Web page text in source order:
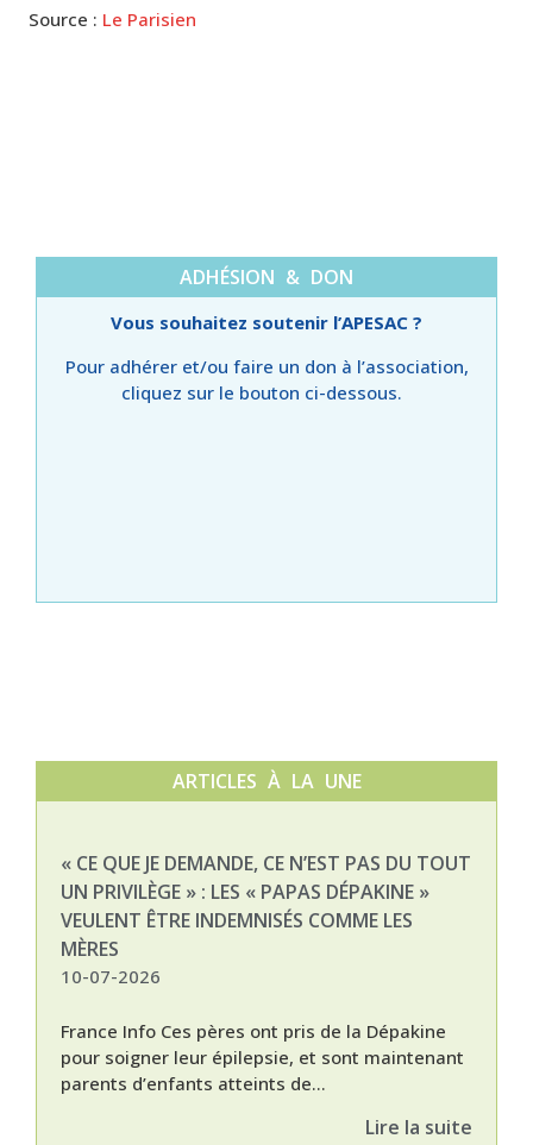
Source : Le Parisien
ADHÉSION & DON
Vous souhaitez soutenir l’APESAC ?
Pour adhérer et/ou faire un don à l’association,
cliquez sur le bouton ci-dessous.
ARTICLES À LA UNE
« CE QUE JE DEMANDE, CE N’EST PAS DU TOUT
UN PRIVILÈGE » : LES « PAPAS DÉPAKINE »
VEULENT ÊTRE INDEMNISÉS COMME LES
MÈRES
10-07-2026
France Info Ces pères ont pris de la Dépakine
pour soigner leur épilepsie, et sont maintenant
parents d’enfants atteints de...
Lire la suite